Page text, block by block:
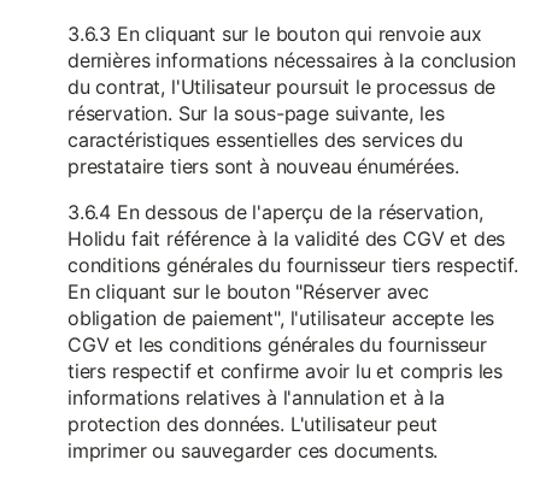
3.6.3 En cliquant sur le bouton qui renvoie aux
dernières informations nécessaires à la conclusion
du contrat, l'Utilisateur poursuit le processus de
réservation. Sur la sous-page suivante, les
caractéristiques essentielles des services du
prestataire tiers sont à nouveau énumérées.
3.6.4 En dessous de l'aperçu de la réservation,
Holidu fait référence à la validité des CGV et des
conditions générales du fournisseur tiers respectif.
En cliquant sur le bouton "Réserver avec
obligation de paiement", l'utilisateur accepte les
CGV et les conditions générales du fournisseur
tiers respectif et confirme avoir lu et compris les
informations relatives à l'annulation et à la
protection des données. L'utilisateur peut
imprimer ou sauvegarder ces documents.